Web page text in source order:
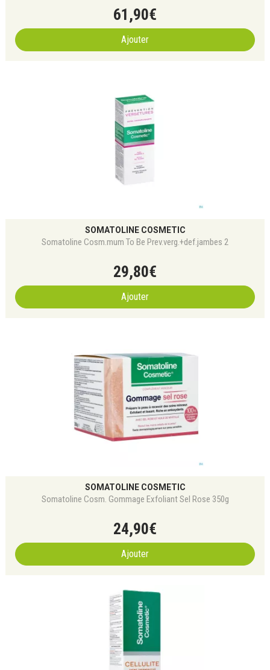
61 ,90€
Ajouter
SOMATOLINE COSMETIC
Somatoline Cosm.mum To Be Prev.verg.+def.jambes 2
29,80€
Ajouter
SOMATOLINE COSMETIC
Somatoline Cosm. Gommage Exfoliant Sel Rose 350g
24,90€
Ajouter